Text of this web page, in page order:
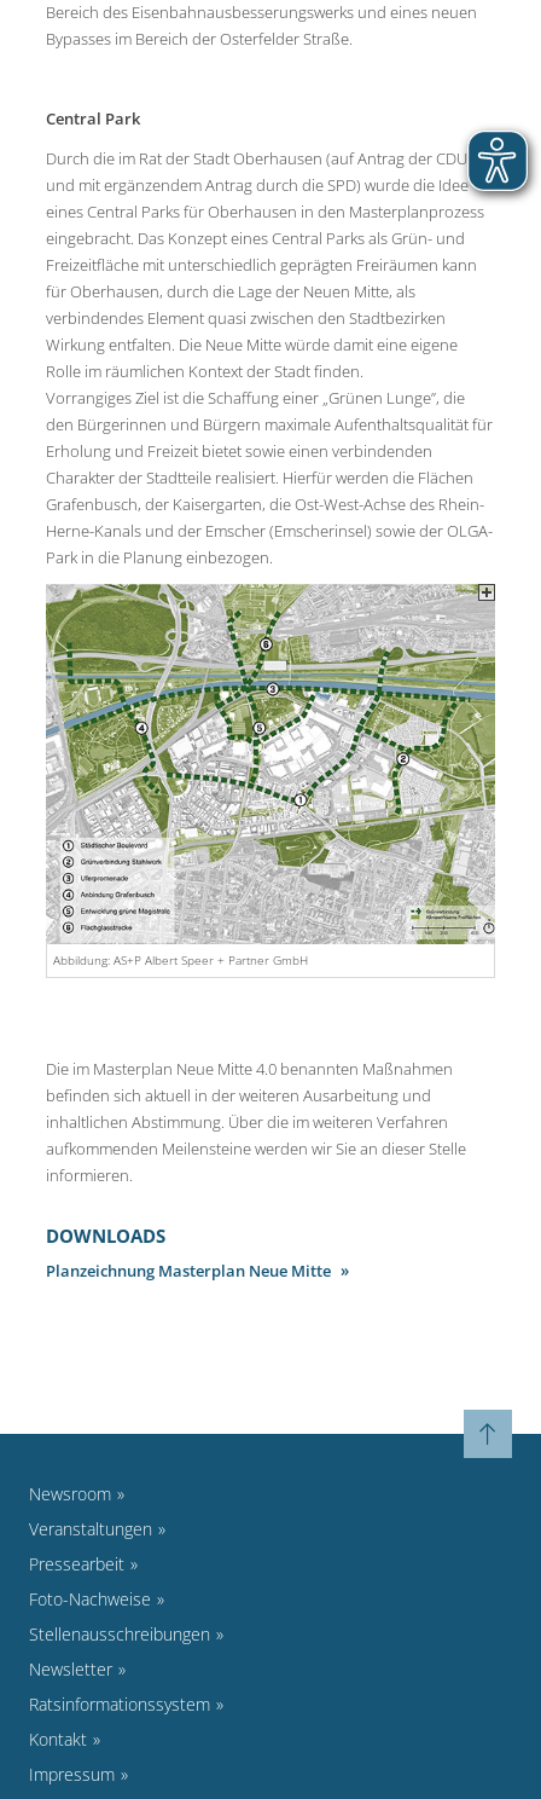
Bereich des Eisenbahnausbesserungswerks und eines neuen
Bypasses im Bereich der Osterfelder Straße.
Central Park
Durch die im Rat der Stadt Oberhausen (auf Antrag der CDU
und mit ergänzendem Antrag durch die SPD) wurde die Idee
eines Central Parks für Oberhausen in den Masterplanprozess
eingebracht. Das Konzept eines Central Parks als Grün- und
Freizeitfläche mit unterschiedlich geprägten Freiräumen kann
für Oberhausen, durch die Lage der Neuen Mitte, als
verbindendes Element quasi zwischen den Stadtbezirken
Wirkung entfalten. Die Neue Mitte würde damit eine eigene
Rolle im räumlichen Kontext der Stadt finden.
Vorrangiges Ziel ist die Schaffung einer „Grünen Lunge”, die
den Bürgerinnen und Bürgern maximale Aufenthaltsqualität für
Erholung und Freizeit bietet sowie einen verbindenden
Charakter der Stadtteile realisiert. Hierfür werden die Flächen
Grafenbusch, der Kaisergarten, die Ost-West-Achse des Rhein-
Herne-Kanals und der Emscher (Emscherinsel) sowie der OLGA-
Park in die Planung einbezogen.
Abbildung: AS+P Albert Speer + Partner GmbH
Die im Masterplan Neue Mitte 4.0 benannten Maßnahmen
befinden sich aktuell in der weiteren Ausarbeitung und
inhaltlichen Abstimmung. Über die im weiteren Verfahren
aufkommenden Meilensteine werden wir Sie an dieser Stelle
informieren.
DOWNLOADS
Planzeichnung Masterplan Neue Mitte
Newsroom
Veranstaltungen
Pressearbeit
Foto-Nachweise
Stellenausschreibungen
Newsletter
Ratsinformationssystem
Kontakt
Impressum